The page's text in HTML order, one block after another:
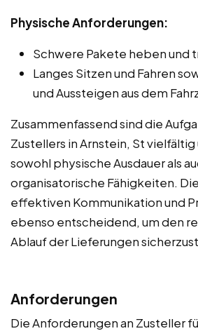
Physische Anforderungen:
Schwere Pakete heben und
Langes Sitzen und Fahren
und Aussteigen aus dem
Zusammenfassend sind die
Zustellers in Arnstein, St
sowohl physische Ausdauer als
organisatorische Fähigkeiten.
effektiven Kommunikation und
ebenso entscheidend, um den
Ablauf der Lieferungen
Anforderungen
Die Anforderungen an Zusteller